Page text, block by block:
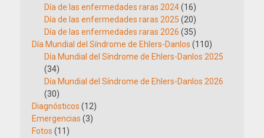
Día de las enfermedades raras 2024(16)
Día de las enfermedades raras 2025 (20)
Día de las enfermedades raras 2026 (35)
Día Mundial del Síndrome de Ehlers-Danlos (110)
Día Mundial del Síndrome de Ehlers-Danlos 2025
(34)
Día Mundial del Síndrome de Ehlers-Danlos 2026
(30)
Diagnósticos (12)
Emergencias (3)
Fotos (11)